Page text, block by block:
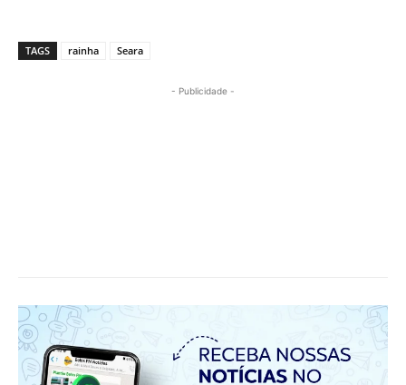
TAGS rainha Seara
- Publicidade -